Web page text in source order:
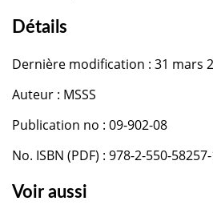
Détails
Dernière modification : 31 mars
Auteur : MSSS
Publication no : 09-902-08
No. ISBN (PDF) : 978-2-550-58257-
Voir aussi